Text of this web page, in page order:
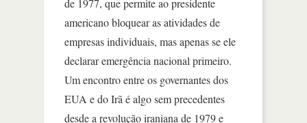
americano bloquear as atividades de
empresas individuais, mas apenas se ele
declarar emergência nacional primeiro.
Um encontro entre os governantes dos
EUA e do Irã é algo sem precedentes
desde a revolução iraniana de 1979 e